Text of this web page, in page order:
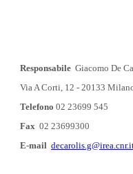
Responsabile Giacomo De
Via A Corti, 12 - 20133
Telefono 02 23699 545
Fax 02 23699300
E-mail